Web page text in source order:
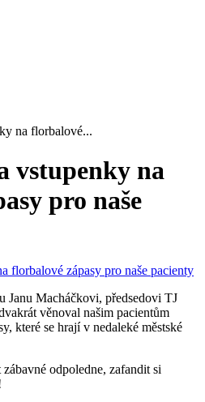
na florbalové...
vstupenky na
pro naše
Janu Macháčkovi, předsedovi TJ
věnoval našim pacientům
které se hrají v nedaleké městské
odpoledne, zafandit si